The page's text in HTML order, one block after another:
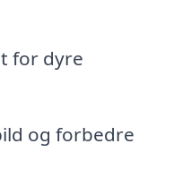
for dyre
og forbedre